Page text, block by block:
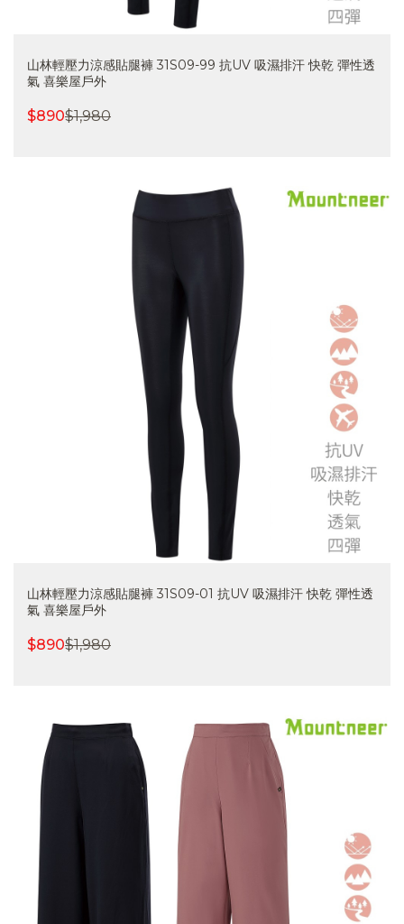
山林輕壓力涼感貼腿褲 31S09-99 抗UV 吸濕排汗 快乾 彈性透
氣 喜樂屋戶外
$890$1,980
山林輕壓力涼感貼腿褲 31S09-01 抗UV 吸濕排汗 快乾 彈性透
氣 喜樂屋戶外
$890$1,980